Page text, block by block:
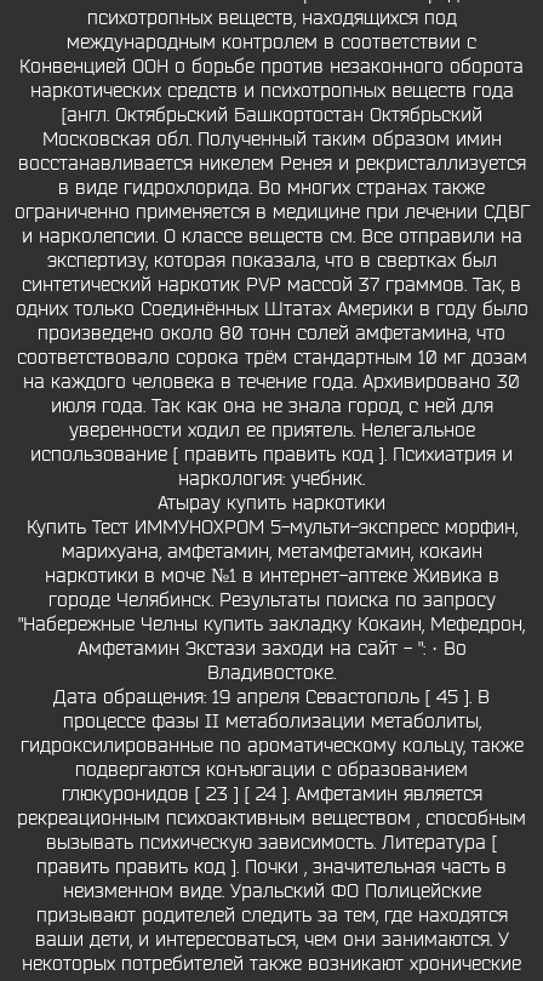
психотропных веществ, находящихся под
международным контролем в соответствии с
Конвенцией ООН о борьбе против незаконного оборота
наркотических средств и психотропных веществ года
[англ. Октябрьский Башкортостан Октябрьский
Московская обл. Полученный таким образом имин
восстанавливается никелем Ренея и рекристаллизуется
в виде гидрохлорида. Во многих странах также
ограниченно применяется в медицине при лечении СДВГ
и нарколепсии. О классе веществ см. Все отправили на
экспертизу, которая показала, что в свертках был
синтетический наркотик PVP массой 37 граммов. Так, в
одних только Соединённых Штатах Америки в году было
произведено около 80 тонн солей амфетамина, что
соответствовало сорока трём стандартным 10 мг дозам
на каждого человека в течение года. Архивировано 30
июля года. Так как она не знала город, с ней для
уверенности ходил ее приятель. Нелегальное
использование [ править править код ]. Психиатрия и
наркология: учебник.
Атырау купить наркотики
Купить Тест ИММУНОХРОМ 5-мульти-экспресс морфин,
марихуана, амфетамин, метамфетамин, кокаин
наркотики в моче №1 в интернет-аптеке Живика в
городе Челябинск. Результаты поиска по запросу
"Набережные Челны купить закладку Кокаин, Мефедрон,
Амфетамин Экстази заходи на сайт - ": · Во
Владивостоке.
Дата обращения: 19 апреля Севастополь [ 45 ]. В
процессе фазы II метаболизации метаболиты,
гидроксилированные по ароматическому кольцу, также
подвергаются конъюгации с образованием
глюкуронидов [ 23 ] [ 24 ]. Амфетамин является
рекреационным психоактивным веществом , способным
вызывать психическую зависимость. Литература [
править править код ]. Почки , значительная часть в
неизменном виде. Уральский ФО Полицейские
призывают родителей следить за тем, где находятся
ваши дети, и интересоваться, чем они занимаются. У
некоторых потребителей также возникают хронические